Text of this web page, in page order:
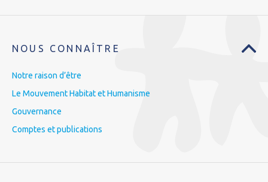
NOUS CONNAÎTRE
Notre raison d’être
Le Mouvement Habitat et Humanisme
Gouvernance
Comptes et publications